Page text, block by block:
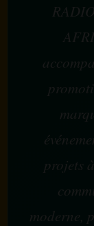
projets
moderne,